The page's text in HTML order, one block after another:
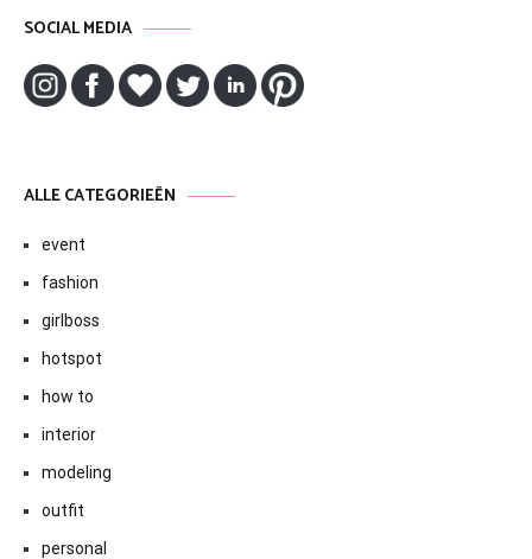
SOCIAL MEDIA
ALLE CATEGORIEËN
event
fashion
girlboss
hotspot
how to
interior
modeling
outfit
personal